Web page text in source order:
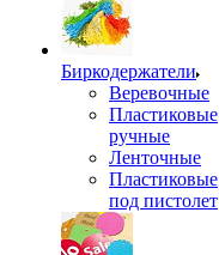
Биркодержатели
Веревочные
Пластиковые
ручные
Ленточные
Пластиковые
под пистолет